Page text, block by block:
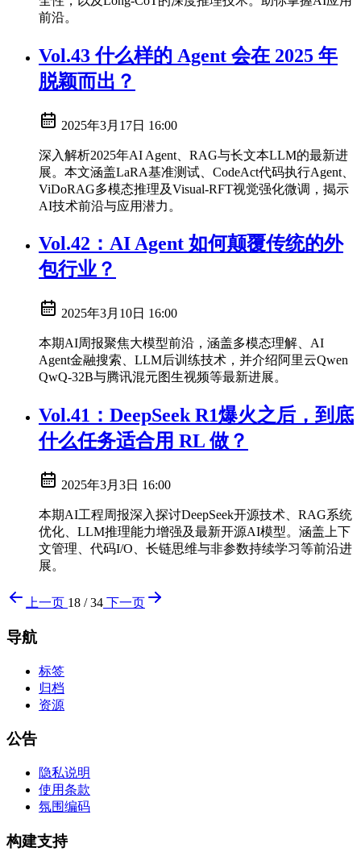
前沿。
Vol.43 什么样的 Agent 会在 2025 年
脱颖而出？
2025年3月17日 16:00
深入解析2025年AI Agent、RAG与长文本LLM的最新进
展。本文涵盖LaRA基准测试、CodeAct代码执行Agent、
ViDoRAG多模态推理及Visual-RFT视觉强化微调，揭示
AI技术前沿与应用潜力。
Vol.42：AI Agent 如何颠覆传统的外
包行业？
2025年3月10日 16:00
本期AI周报聚焦大模型前沿，涵盖多模态理解、AI
Agent金融搜索、LLM后训练技术，并介绍阿里云Qwen
QwQ-32B与腾讯混元图生视频等最新进展。
Vol.41：DeepSeek R1爆火之后，到底
什么任务适合用 RL 做？
2025年3月3日 16:00
本期AI工程周报深入探讨DeepSeek开源技术、RAG系统
优化、LLM推理能力增强及最新开源AI模型。涵盖上下
文管理、代码I/O、长链思维与非参数持续学习等前沿进
展。
上一页 18 / 34 下一页
导航
标签
归档
资源
公告
隐私说明
使用条款
氛围编码
构建支持